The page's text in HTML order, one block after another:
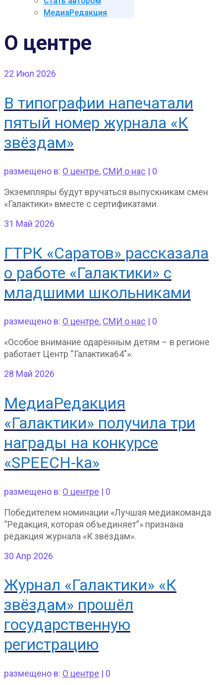
МедиаРедакция
О центре
22 Июл 2026
В типографии напечатали
пятый номер журнала «К
звёздам»
размещено в: О центре, СМИ о нас | 0
Экземпляры будут вручаться выпускникам смен
«Галактики» вместе с сертификатами.
31 Май 2026
ГТРК «Саратов» рассказала
о работе «Галактики» с
младшими школьниками
размещено в: О центре, СМИ о нас | 0
«Особое внимание одарённым детям – в регионе
работает Центр “Галактика64″».
28 Май 2026
МедиаРедакция
«Галактики» получила три
награды на конкурсе
«SPEECH-ka»
размещено в: О центре | 0
Победителем номинации «Лучшая медиакоманда
“Редакция, которая объединяет”» признана
редакция журнала «К звёздам».
30 Апр 2026
Журнал «Галактики» «К
звёздам» прошёл
государственную
регистрацию
размещено в: О центре | 0